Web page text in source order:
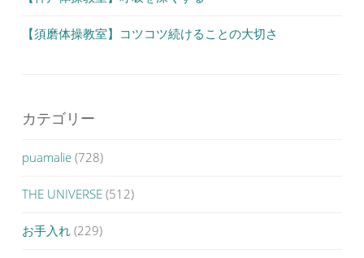
【須磨体操教室】コツコツ続けることの大切さ
カテゴリー
puamalie (728)
THE UNIVERSE (512)
お手入れ (229)